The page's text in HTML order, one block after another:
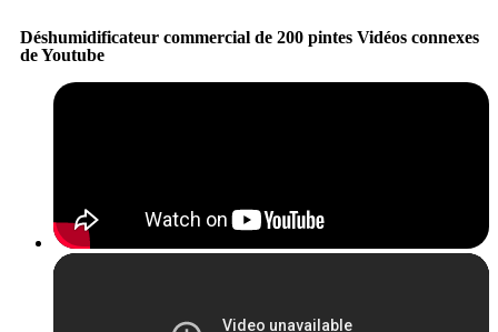
Déshumidificateur commercial de 200 pintes Vidéos connexes
de Youtube